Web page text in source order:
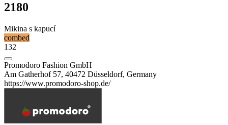
2180
Mikina s kapucí
combed
132
Promodoro Fashion GmbH
Am Gatherhof 57, 40472 Düsseldorf, Germany
https://www.promodoro-shop.de/